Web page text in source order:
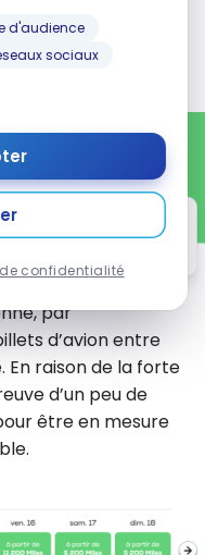
d'audience
sociaux
confidentialité
Flying Blue après
de vérifier la
par
d’avion entre
En raison de la forte
d’un peu de
être en mesure